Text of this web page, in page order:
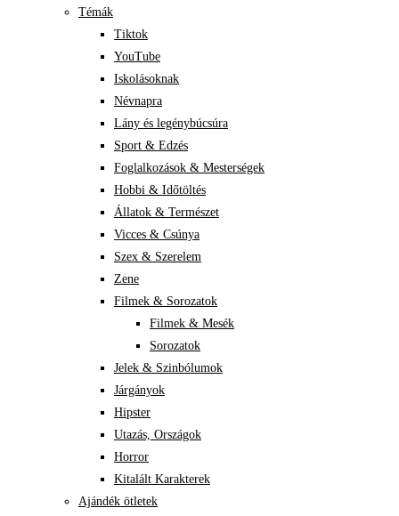
Témák
Tiktok
YouTube
Iskolásoknak
Névnapra
Lány és legénybúcsúra
Sport & Edzés
Foglalkozások & Mesterségek
Hobbi & Időtöltés
Állatok & Természet
Vicces & Csúnya
Szex & Szerelem
Zene
Filmek & Sorozatok
Filmek & Mesék
Sorozatok
Jelek & Szinbólumok
Járgányok
Hipster
Utazás, Országok
Horror
Kitalált Karakterek
Ajándék ötletek